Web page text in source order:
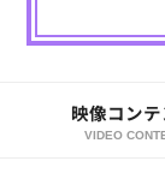
映像コン
VIDEO